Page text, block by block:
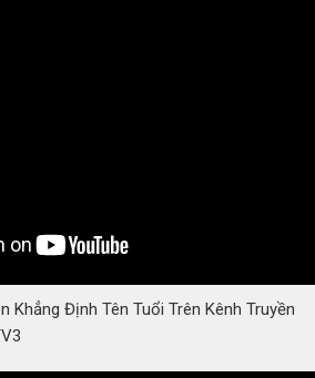
Khẳng Định Tên Tuổi Trên Kênh Truyền